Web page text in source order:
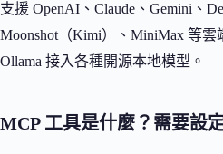
支援 OpenAI、Claude、Gemini、
Moonshot（Kimi）、MiniMax 等
Ollama 接入各種開源本地模型。
MCP 工具是什麼？需要設